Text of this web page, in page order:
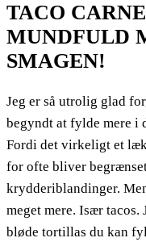
TACO
MUNDFULD
SMAGEN!
Jeg er så utrolig glad
begyndt at fylde mere i
Fordi det virkeligt et
for ofte bliver
krydderiblandinger.
meget mere. Især tacos.
bløde tortillas du kan